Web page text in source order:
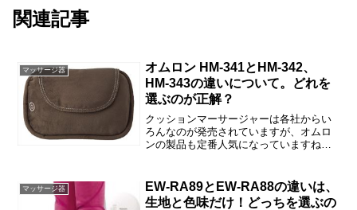
関連記事
マッサージ器
オムロン HM-341とHM-342、
HM-343の違いについて。どれを
選ぶのが正解？
クッションマーサージャーは各社からい
ろんなのが発売されていますが、オムロ
ンの製品も定番人気になっていますね。
うな名前で同じような価格のが何個もあ
りますね……。そのせいで...
マッサージ器
EW-RA89とEW-RA88の違いは、
生地と色味だけ！どっちを選ぶの